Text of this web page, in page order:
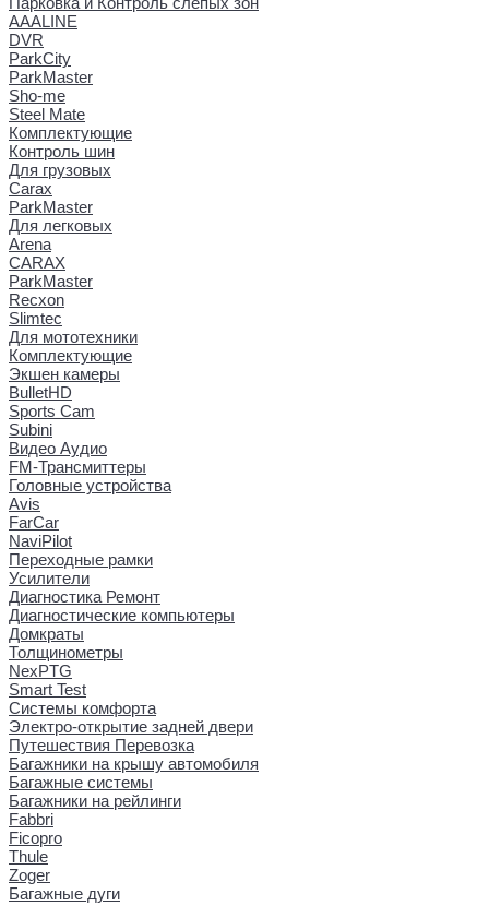
AAALINE
DVR
ParkCity
ParkMaster
Sho-me
Steel Mate
Комплектующие
Контроль шин
Для грузовых
Carax
ParkMaster
Для легковых
Arena
CARAX
ParkMaster
Recxon
Slimtec
Для мототехники
Комплектующие
Экшен камеры
BulletHD
Sports Cam
Subini
Видео Аудио
FM-Трансмиттеры
Головные устройства
Avis
FarCar
NaviPilot
Переходные рамки
Усилители
Диагностика Ремонт
Диагностические компьютеры
Домкраты
Толщинометры
NexPTG
Smart Test
Системы комфорта
Электро-открытие задней двери
Путешествия Перевозка
Багажники на крышу автомобиля
Багажные системы
Багажники на рейлинги
Fabbri
Ficopro
Thule
Zoger
Багажные дуги